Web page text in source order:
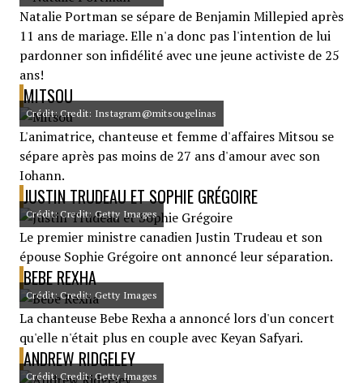
Natalie Portman se sépare de Benjamin Millepied après
11 ans de mariage. Elle n'a donc pas l'intention de lui
pardonner son infidélité avec une jeune activiste de 25
ans!
MITSOU
Crédit: Credit: Instagram@mitsougelinas
L'animatrice, chanteuse et femme d'affaires Mitsou se
sépare après pas moins de 27 ans d'amour avec son
Iohann.
JUSTIN TRUDEAU ET SOPHIE GRÉGOIRE
Crédit: Credit: Getty Images
Le premier ministre canadien Justin Trudeau et son
épouse Sophie Grégoire ont annoncé leur séparation.
BEBE REXHA
Crédit: Credit: Getty Images
La chanteuse Bebe Rexha a annoncé lors d'un concert
qu'elle n'était plus en couple avec Keyan Safyari.
ANDREW RIDGELEY
Crédit: Credit: Getty Images